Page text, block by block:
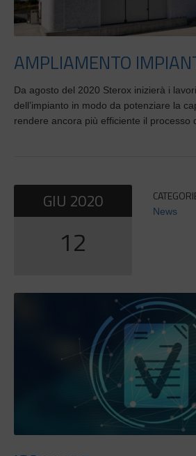
AMPLIAMENTO
Da agosto del 2020 Sterox inizierà i
dell’impianto in modo da potenziare la
rendere ancora più efficiente il processo
GIU 2020
12
News